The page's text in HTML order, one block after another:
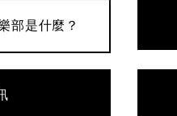
部是什麼？